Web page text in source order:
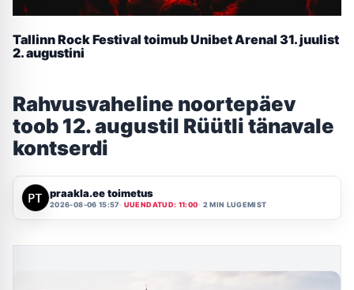
Tallinn Rock Festival toimub Unibet Arenal 31. juulist
2. augustini
Rahvusvaheline noortepäev
toob 12. augustil Rüütli tänavale
kontserdi
praakla.ee toimetus
2026-08-06 15:57 UUENDATUD: 11:00 2 MIN LUGEMIST